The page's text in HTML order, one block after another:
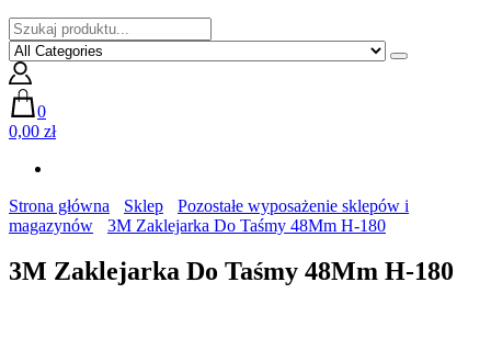
0
0,00 zł
Strona główna Sklep
Pozostałe wyposażenie sklepów i
magazynów
3M Zaklejarka Do Taśmy 48Mm H-180
3M Zaklejarka Do Taśmy 48Mm H-180